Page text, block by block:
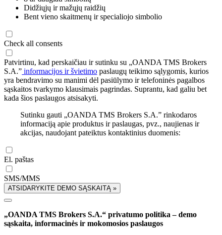
Didžiųjų ir mažųjų raidžių
Bent vieno skaitmenų ir specialiojo simbolio
Check all consents
Patvirtinu, kad perskaičiau ir sutinku su „OANDA TMS Brokers
S.A.” informacijos ir švietimo paslaugų teikimo sąlygomis, kurios
yra bendravimo su manimi dėl pasiūlymo ir telefoninės pagalbos
sąskaitos tvarkymo klausimais pagrindas. Suprantu, kad galiu bet
kada šios paslaugos atsisakyti.
Sutinku gauti „OANDA TMS Brokers S.A.” rinkodaros
informaciją apie produktus ir paslaugas, pvz., naujienas ir
akcijas, naudojant pateiktus kontaktinius duomenis:
El. paštas
SMS/MMS
ATSIDARYKITE DEMO SĄSKAITĄ »
„OANDA TMS Brokers S.A.“ privatumo politika – demo
sąskaita, informacinės ir mokomosios paslaugos